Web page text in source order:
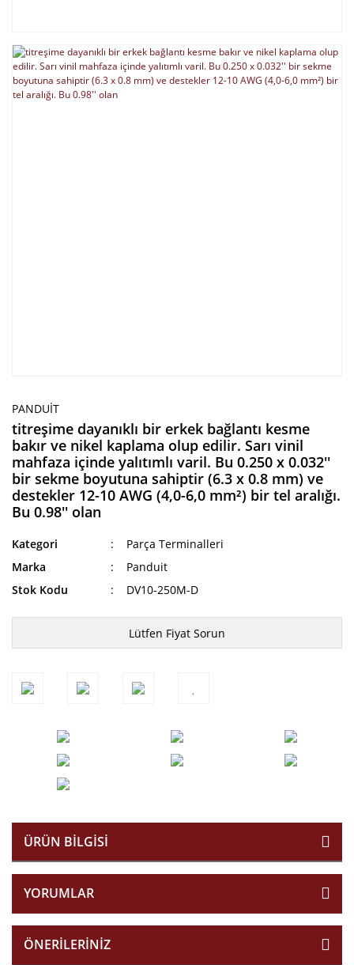
PANDUIT
titreşime dayanıklı bir erkek bağlantı kesme
bakır ve nikel kaplama olup edilir. Sarı vinil
mahfaza içinde yalıtımlı varil. Bu 0.250 x 0.032''
bir sekme boyutuna sahiptir (6.3 x 0.8 mm) ve
destekler 12-10 AWG (4,0-6,0 mm²) bir tel aralığı.
Bu 0.98'' olan
Kategori
Parça Terminalleri
Marka
Panduit
Stok Kodu
DV10-250M-D
Lütfen Fiyat Sorun
ÜRÜN BILGISI
YORUMLAR
ÖNERILERINIZ